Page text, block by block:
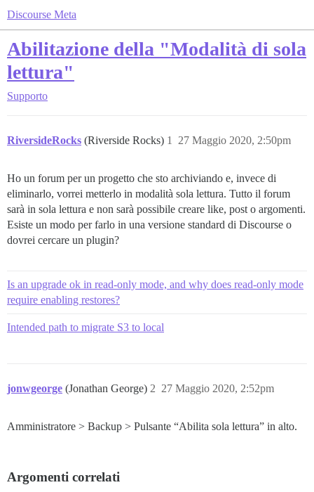
Discourse Meta
Abilitazione della "Modalità di sola
lettura"
Supporto
RiversideRocks (Riverside Rocks) 27 Maggio 2020, 2:50pm
1
Ho un forum per un progetto che sto archiviando e, invece di
eliminarlo, vorrei metterlo in modalità sola lettura. Tutto il forum
sarà in sola lettura e non sarà possibile creare like, post o argomenti.
Esiste un modo per farlo in una versione standard di Discourse o
dovrei cercare un plugin?
Is an upgrade ok in read-only mode, and why does read-only mode
require enabling restores?
Intended path to migrate S3 to local
jonwgeorge (Jonathan George) 27 Maggio 2020, 2:52pm
2
Amministratore > Backup > Pulsante “Abilita sola lettura” in alto.
Argomenti correlati